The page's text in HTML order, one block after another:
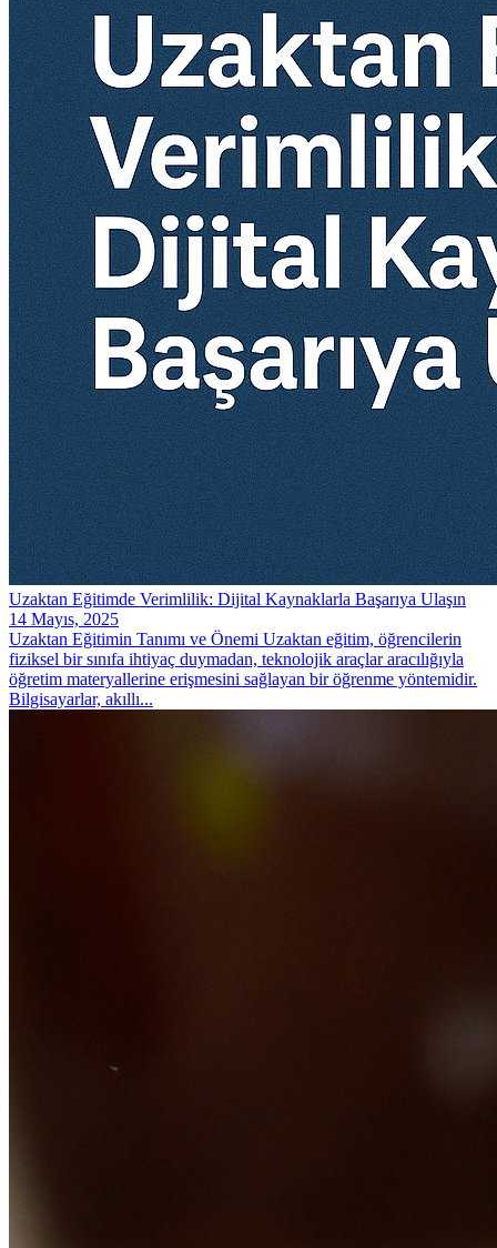
Uzaktan Eğitimde Verimlilik: Dijital Kaynaklarla Başarıya Ulaşın
14 Mayıs, 2025
Uzaktan Eğitimin Tanımı ve Önemi Uzaktan eğitim, öğrencilerin
fiziksel bir sınıfa ihtiyaç duymadan, teknolojik araçlar aracılığıyla
öğretim materyallerine erişmesini sağlayan bir öğrenme yöntemidir.
Bilgisayarlar, akıllı...